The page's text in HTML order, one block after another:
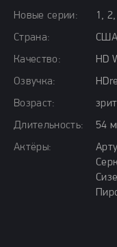
Новые серии:
1,
Страна:
Качество:
HD
Озвучка:
Возраст:
Длительность:
54
Актёры: